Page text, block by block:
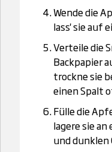
Wende die
lass' sie auf
Verteile die
Backpapier
trockne sie
einen Spalt
Fülle die
lagere sie
und dunklen